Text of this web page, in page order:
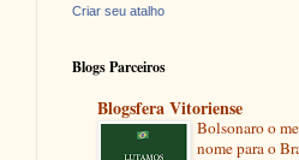
Criar seu atalho
Blogs Parceiros
Blogsfera Vitoriense
Bolsonaro o
nome para o